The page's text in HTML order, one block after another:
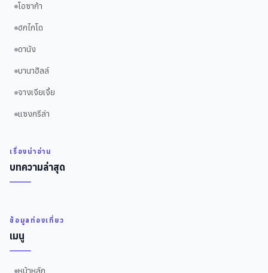
โอซาก้า
ฮกไกโด
ดานัง
บานาฮิลล์
จางเจียเจี้ย
แซงกรีล่า
เรื่องน่าอ่าน
บทความล่าสุด
ข้อมูลท่องเที่ยว
เมนู
หน้าหลัก